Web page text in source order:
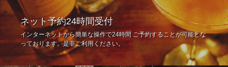
ネット予約24時間受付
インターネットから簡単な操作で24時間 ご予約することが可能とな
っております。是非ご利用ください。